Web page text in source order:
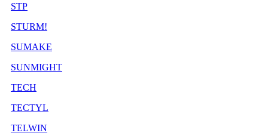
STP
STURM!
SUMAKE
SUNMIGHT
TECH
TECTYL
TELWIN